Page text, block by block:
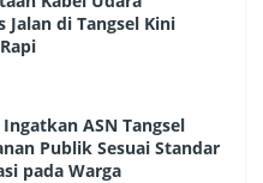
Jalan di Tangsel Kini
ASN Tangsel
Publik Sesuai Standar
pada Warga